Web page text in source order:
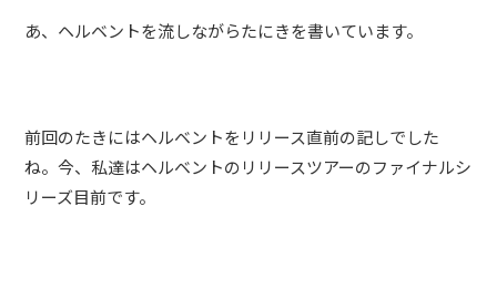
あ、ヘルベントを流しながらたにきを書いています。
前回のたきにはヘルベントをリリース直前の記しでした
ね。今、私達はヘルベントのリリースツアーのファイナルシ
リーズ目前です。